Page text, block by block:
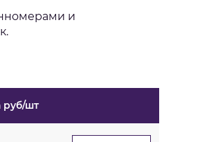
и
руб/шт